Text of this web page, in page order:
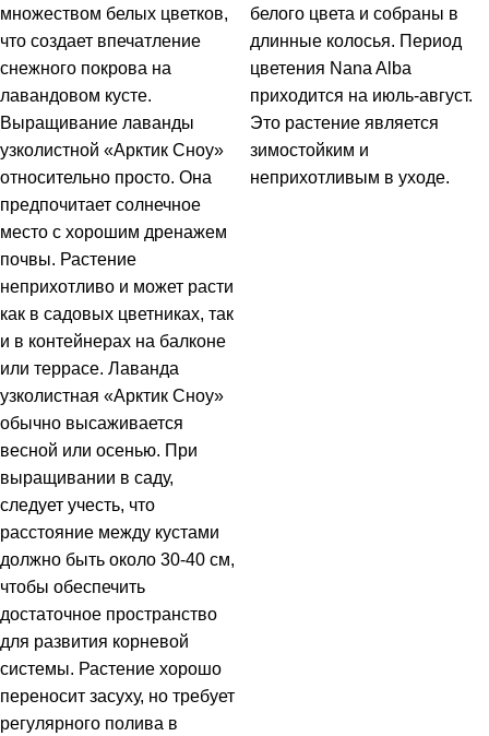
множеством белых цветков,
что создает впечатление
снежного покрова на
лавандовом кусте.
Выращивание лаванды
узколистной «Арктик Сноу»
относительно просто. Она
предпочитает солнечное
место с хорошим дренажем
почвы. Растение
неприхотливо и может расти
как в садовых цветниках, так
и в контейнерах на балконе
или террасе. Лаванда
узколистная «Арктик Сноу»
обычно высаживается
весной или осенью. При
выращивании в саду,
следует учесть, что
расстояние между кустами
должно быть около 30-40 см,
чтобы обеспечить
достаточное пространство
для развития корневой
системы. Растение хорошо
переносит засуху, но требует
регулярного полива в
белого цвета и собраны в
длинные колосья. Период
цветения Nana Alba
приходится на июль-август.
Это растение является
зимостойким и
неприхотливым в уходе.